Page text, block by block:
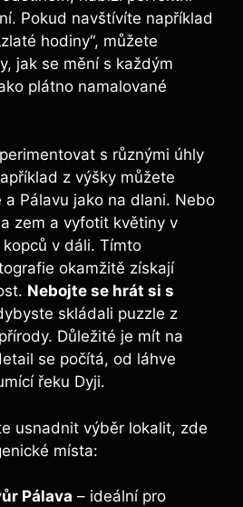
Pokud navštívíte například
hodiny“, můžete
jak se mění s každým
plátno namalované
s různými úhly
z výšky můžete
Pálavu jako na dlani. Nebo
zem a vyfotit květiny v
v dáli. Tímto
okamžitě získají
Nebojte se hrát si s
skládali puzzle z
Důležité je mít na
se počítá, od láhve
řeku Dyji.
usnadnit výběr lokalit, zde
místa:
Pálava – ideální pro